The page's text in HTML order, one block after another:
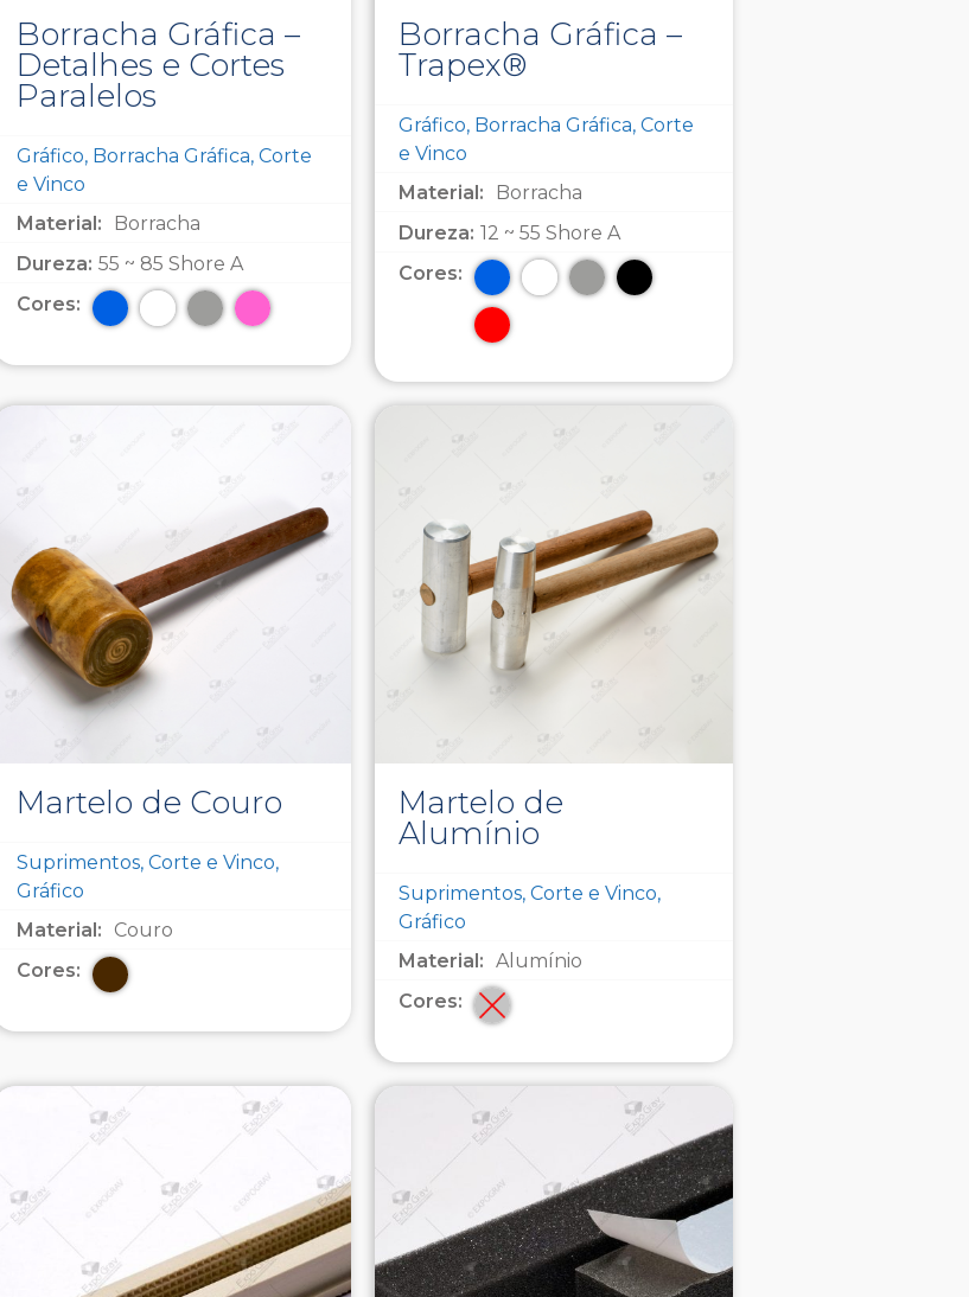
Borracha Gráfica –
Detalhes e Cortes
Paralelos
Gráfico, Borracha Gráfica, Corte
e Vinco
Material:
Borracha
Dureza: 55 ~ 85 Shore A
Cores:
Borracha Gráfica –
Trapex®
Gráfico, Borracha Gráfica, Corte
e Vinco
Material:
Borracha
Dureza: 12 ~ 55 Shore A
Cores:
Martelo de Couro
Suprimentos, Corte e Vinco,
Gráfico
Material:
Couro
Cores:
Martelo de
Alumínio
Suprimentos, Corte e Vinco,
Gráfico
Material: Alumínio
Cores: